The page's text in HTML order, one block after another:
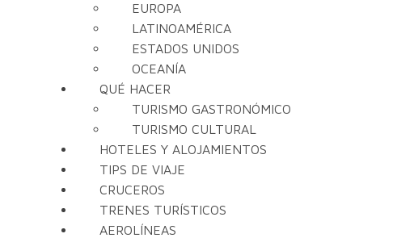
EUROPA
LATINOAMÉRICA
ESTADOS UNIDOS
OCEANÍA
QUÉ HACER
TURISMO GASTRONÓMICO
TURISMO CULTURAL
HOTELES Y ALOJAMIENTOS
TIPS DE VIAJE
CRUCEROS
TRENES TURÍSTICOS
AEROLÍNEAS